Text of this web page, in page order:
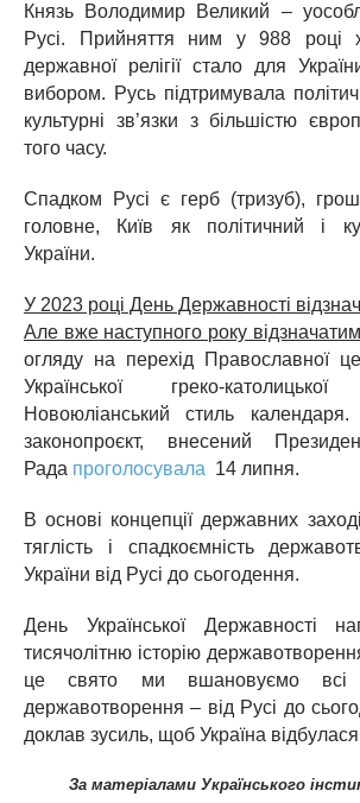
Князь Володимир Великий –
Русі. Прийняття ним у 988 році
державної релігії стало для
вибором. Русь підтримувала
культурні зв’язки з більшістю
того часу.
Спадком Русі є герб (тризуб),
головне, Київ як політичний і
України.
У 2023 році День Державності
Але вже наступного року
огляду на перехід Православної
Української греко-
Новоюліанський стиль календаря.
законопроєкт, внесений
Рада проголосувала 14 липня.
В основі концепції державних
тяглість і спадкоємність
України від Русі до сьогодення.
День Української Державності
тисячолітню історію
це свято ми вшановуємо всі
державотворення – від Русі до
доклав зусиль, щоб Україна
За матеріалами Українського